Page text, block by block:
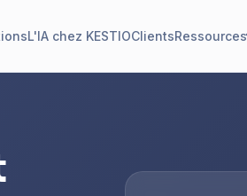
L'IA chez KESTIOClientsRessources